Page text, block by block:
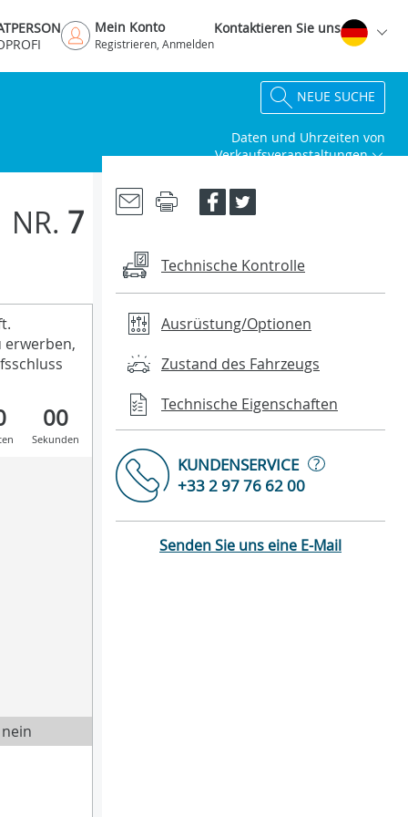
Mein Konto
Registrieren, Anmelden
Kontaktieren Sie uns
NEUE SUCHE
Daten und Uhrzeiten von
Verkaufsveranstaltungen
NR. 7
erwerben,
00
Sekunden
nein
Technische Kontrolle
Ausrüstung/Optionen
Zustand des Fahrzeugs
Technische Eigenschaften
KUNDENSERVICE
?
+33 2 97 76 62 00
Senden Sie uns eine E-Mail